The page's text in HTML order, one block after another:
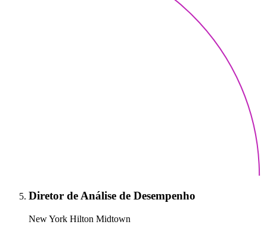
Diretor de Análise de Desempenho
New York Hilton Midtown